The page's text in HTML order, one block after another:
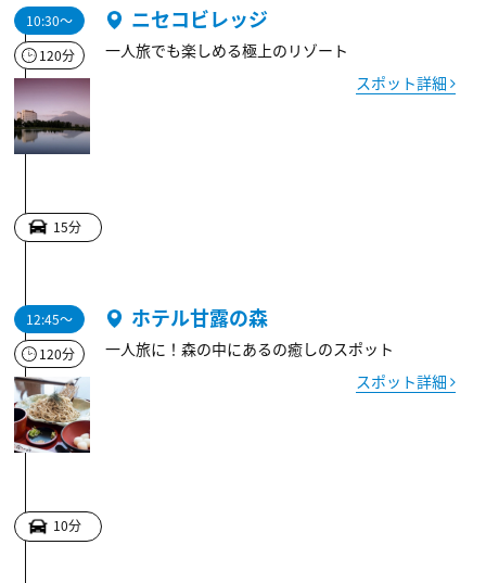
10:30～
120分
ニセコビレッジ
一人旅でも楽しめる極上のリゾート
スポット詳細
15分
12:45～
120分
ホテル甘露の森
一人旅に！森の中にあるの癒しのスポット
スポット詳細
10分